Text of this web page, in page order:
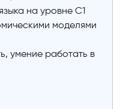
на уровне C1
моделями
умение работать в